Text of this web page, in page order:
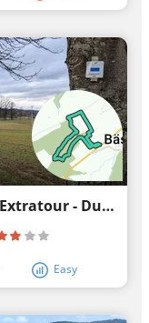
Die neue Bad Sebastiansweiler Extratour - Durch Kurpark, Wald und Wiesen
Easy